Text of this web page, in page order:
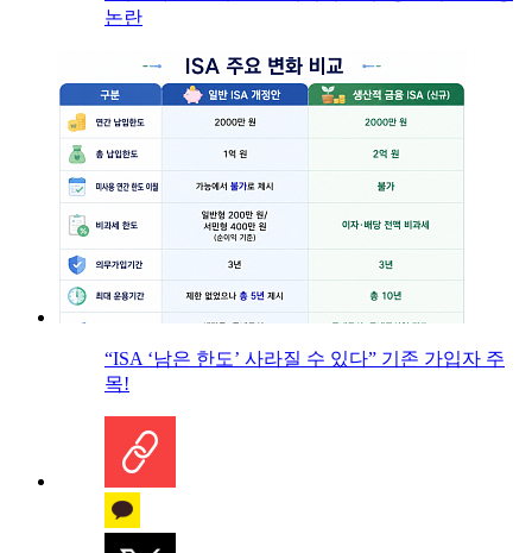
논란
“ISA ‘남은 한도’ 사라질 수 있다” 기존 가입자 주
목!